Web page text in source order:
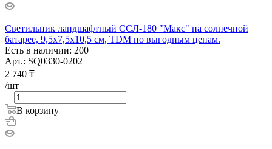
Светильник ландшафтный ССЛ-180 "Макс" на солнечной
батарее, 9,5х7,5х10,5 см, TDM по выгодным ценам.
Есть в наличии: 200
Арт.: SQ0330-0202
2 740 ₸
/шт
В корзину